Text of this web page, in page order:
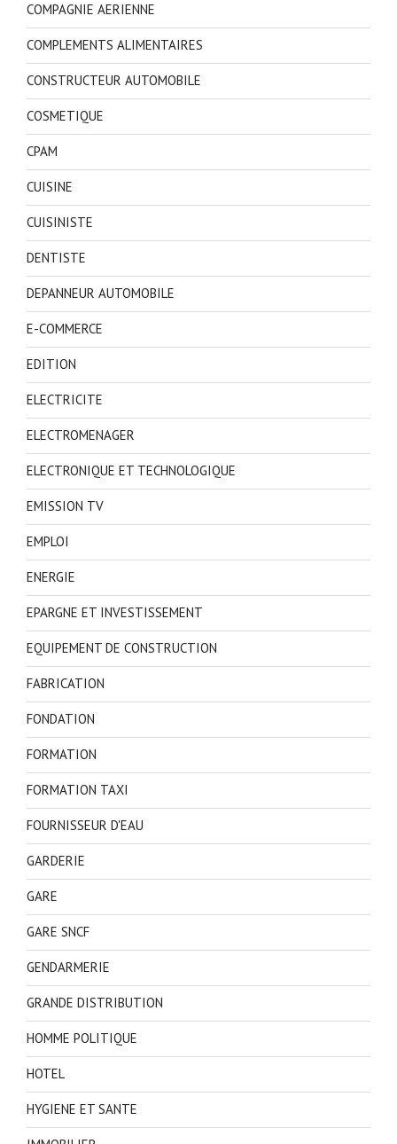
COMPAGNIE AERIENNE
COMPLEMENTS ALIMENTAIRES
CONSTRUCTEUR AUTOMOBILE
COSMETIQUE
CPAM
CUISINE
CUISINISTE
DENTISTE
DEPANNEUR AUTOMOBILE
E-COMMERCE
EDITION
ELECTRICITE
ELECTROMENAGER
ELECTRONIQUE ET TECHNOLOGIQUE
EMISSION TV
EMPLOI
ENERGIE
EPARGNE ET INVESTISSEMENT
EQUIPEMENT DE CONSTRUCTION
FABRICATION
FONDATION
FORMATION
FORMATION TAXI
FOURNISSEUR D'EAU
GARDERIE
GARE
GARE SNCF
GENDARMERIE
GRANDE DISTRIBUTION
HOMME POLITIQUE
HOTEL
HYGIENE ET SANTE